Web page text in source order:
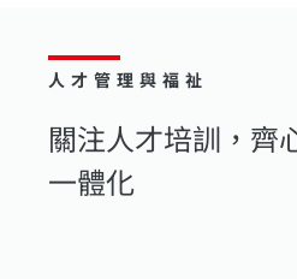
人才管理與福祉
關注人才培訓，齊
一體化